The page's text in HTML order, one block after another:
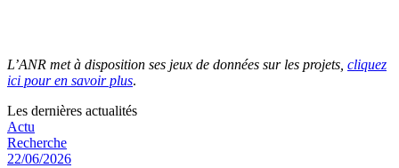
L’ANR met à disposition ses jeux de données sur les projets, cliquez
ici pour en savoir plus.
Les dernières actualités
Actu
Recherche
22/06/2026